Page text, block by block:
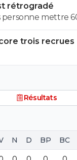
accompagnée d
volontiers
conversation !!!
rétrogradé
que du côté de
allonge la
trois recrues
Résultats
N D BP BC